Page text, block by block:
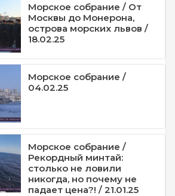
Морское собрание / От
Москвы до Монерона,
острова морских львов /
18.02.25
Морское собрание /
04.02.25
Морское собрание /
Рекордный минтай:
столько не ловили
никогда, но почему не
падает цена?! / 21.01.25